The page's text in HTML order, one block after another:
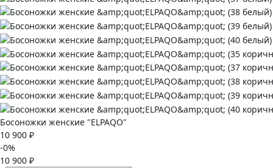
Босоножки женские "ELPAQO"
10 900 ₽
-0%
10 900 ₽